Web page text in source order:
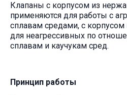
Клапаны с корпусом из
применяются для работы с
сплавам средами, с корпусом
для неагрессивных по
сплавам и каучукам сред.
Принцип работы